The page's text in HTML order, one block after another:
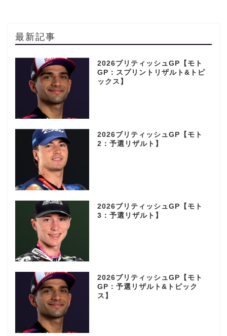
最新記事
2026ブリティッシュGP【モト
GP：スプリントリザルト&トピ
ックス】
2026ブリティッシュGP【モト
2：予選リザルト】
2026ブリティッシュGP【モト
3：予選リザルト】
2026ブリティッシュGP【モト
GP：予選リザルト&トピック
ス】